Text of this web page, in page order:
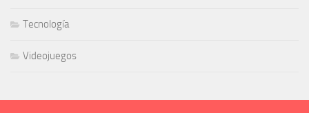
Tecnología
Videojuegos